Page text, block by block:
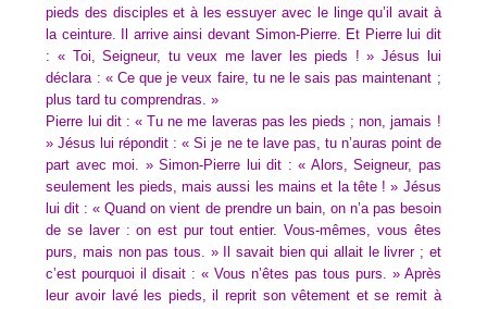
pieds des disciples et à les essuyer avec le linge qu’il avait à
la ceinture. Il arrive ainsi devant Simon-Pierre. Et Pierre lui dit
: « Toi, Seigneur, tu veux me laver les pieds ! » Jésus lui
déclara : « Ce que je veux faire, tu ne le sais pas maintenant ;
plus tard tu comprendras. »
Pierre lui dit : « Tu ne me laveras pas les pieds ; non, jamais !
» Jésus lui répondit : « Si je ne te lave pas, tu n’auras point de
part avec moi. » Simon-Pierre lui dit : « Alors, Seigneur, pas
seulement les pieds, mais aussi les mains et la tête ! » Jésus
lui dit : « Quand on vient de prendre un bain, on n’a pas besoin
de se laver : on est pur tout entier. Vous-mêmes, vous êtes
purs, mais non pas tous. » Il savait bien qui allait le livrer ; et
c’est pourquoi il disait : « Vous n’êtes pas tous purs. » Après
leur avoir lavé les pieds, il reprit son vêtement et se remit à